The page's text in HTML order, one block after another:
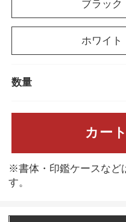
ブラック
ホワイト
数量
カー
※書体・印鑑ケースなど
す。